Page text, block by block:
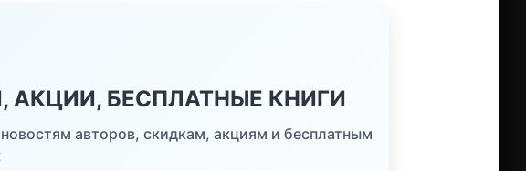
АКЦИИ, БЕСПЛАТНЫЕ КНИГИ
авторов, скидкам, акциям и бесплатным